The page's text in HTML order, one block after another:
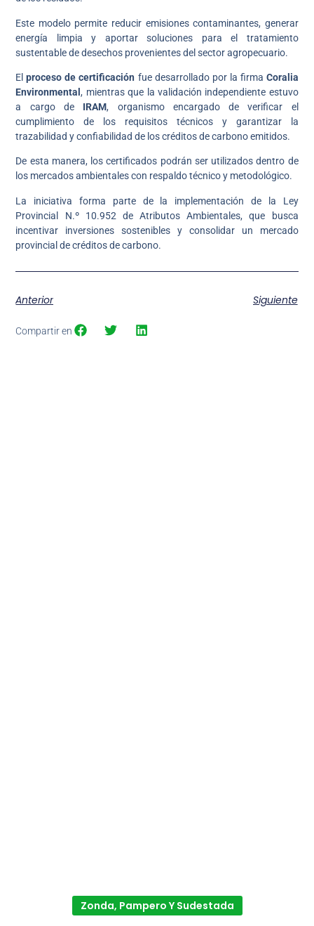
Este modelo permite reducir emisiones contaminantes, generar
energía limpia y aportar soluciones para el tratamiento
sustentable de desechos provenientes del sector agropecuario.
Elproceso de certificación fue desarrollado por la firma Coralia
Environmental, mientras que la validación independiente estuvo
a cargo de IRAM, organismo encargado de verificar el
cumplimiento de los requisitos técnicos y garantizar la
trazabilidad y confiabilidad de los créditos de carbono emitidos.
De esta manera, los certificados podrán ser utilizados dentro de
los mercados ambientales con respaldo técnico y metodológico.
La iniciativa forma parte de la implementación de la Ley
Provincial N.º 10.952 de Atributos Ambientales, que busca
incentivar inversiones sostenibles y consolidar un mercado
provincial de créditos de carbono.
Anterior Siguiente
Compartir en
Zonda, Pampero Y Sudestada